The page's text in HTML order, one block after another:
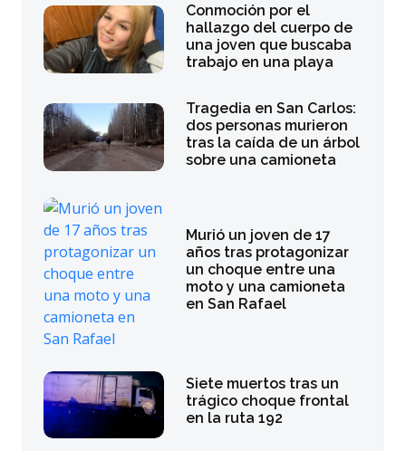
Conmoción por el
hallazgo del cuerpo de
una joven que buscaba
trabajo en una playa
Tragedia en San Carlos:
dos personas murieron
tras la caída de un árbol
sobre una camioneta
Murió un joven de 17
años tras protagonizar
un choque entre una
moto y una camioneta
en San Rafael
Siete muertos tras un
trágico choque frontal
en la ruta 192